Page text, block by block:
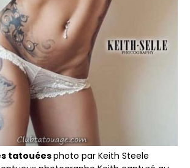
tatouéesphoto par Keith Steele